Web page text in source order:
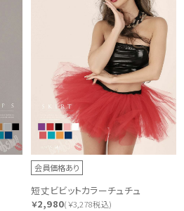
会員価格あり
短丈ビビットカラーチュチュ
￥2,980(￥3,278税込)